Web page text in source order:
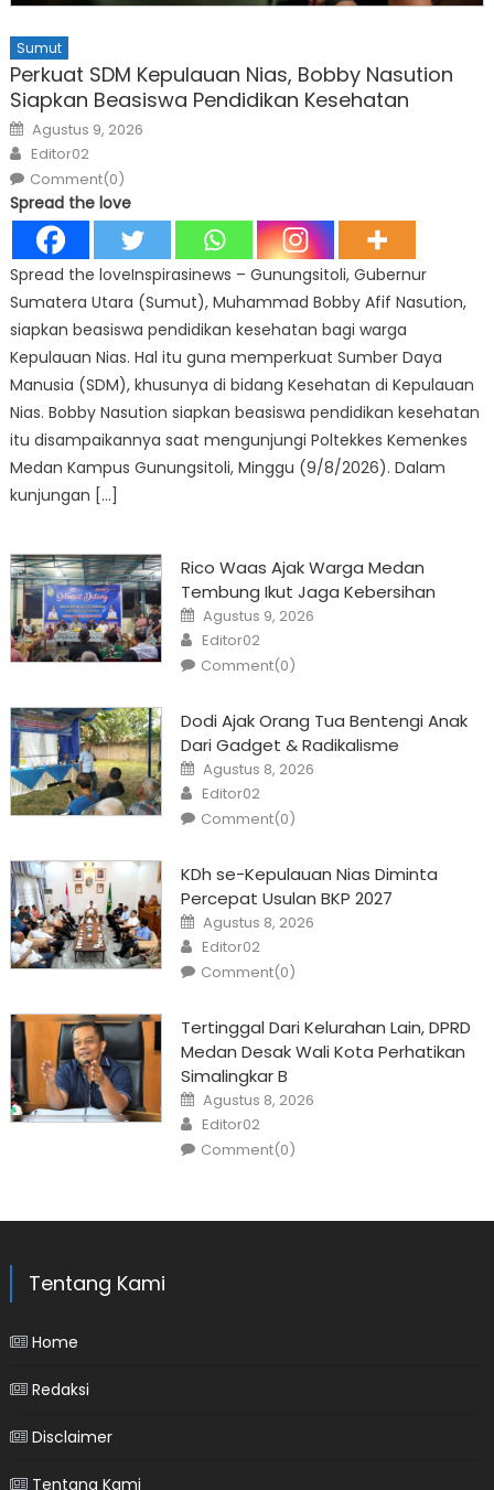
Sumut
Perkuat SDM Kepulauan Nias, Bobby Nasution
Siapkan Beasiswa Pendidikan Kesehatan
Posted
on
Agustus 9, 2026
Author
Editor02
Comment(0)
Spread the love
Spread the loveInspirasinews – Gunungsitoli, Gubernur
Sumatera Utara (Sumut), Muhammad Bobby Afif Nasution,
siapkan beasiswa pendidikan kesehatan bagi warga
Kepulauan Nias. Hal itu guna memperkuat Sumber Daya
Manusia (SDM), khusunya di bidang Kesehatan di Kepulauan
Nias. Bobby Nasution siapkan beasiswa pendidikan kesehatan
itu disampaikannya saat mengunjungi Poltekkes Kemenkes
Medan Kampus Gunungsitoli, Minggu (9/8/2026). Dalam
kunjungan […]
Rico Waas Ajak Warga Medan
Tembung Ikut Jaga Kebersihan
Posted
on
Agustus 9, 2026
Author
Editor02
Comment(0)
Dodi Ajak Orang Tua Bentengi Anak
Dari Gadget & Radikalisme
Posted
on
Agustus 8, 2026
Author
Editor02
Comment(0)
KDh se-Kepulauan Nias Diminta
Percepat Usulan BKP 2027
Posted
on
Agustus 8, 2026
Author
Editor02
Comment(0)
Tertinggal Dari Kelurahan Lain, DPRD
Medan Desak Wali Kota Perhatikan
Simalingkar B
Posted
on
Agustus 8, 2026
Author
Editor02
Comment(0)
Tentang Kami
Home
Redaksi
Disclaimer
Tentang Kami